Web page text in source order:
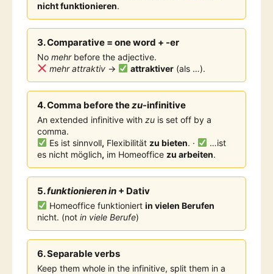
nicht funktionieren.
3. Comparative = one word + -er
No mehrbefore the adjective.
mehr attraktiv→ attraktiver(als …).
4. Comma before thezu-infinitive
An extended infinitive with zu is set off by a
comma.
Es ist sinnvoll, Flexibilität zu bieten. ·
…ist
es nicht möglich, im Homeoffice zu arbeiten.
5.funktionieren in + Dativ
Homeoffice funktioniert in vielen Berufen
nicht. (not in viele Berufe)
6. Separable verbs
Keep them whole in the infinitive, split them in a